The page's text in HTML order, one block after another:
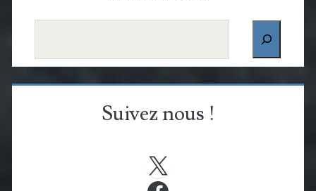
Suivez nous !